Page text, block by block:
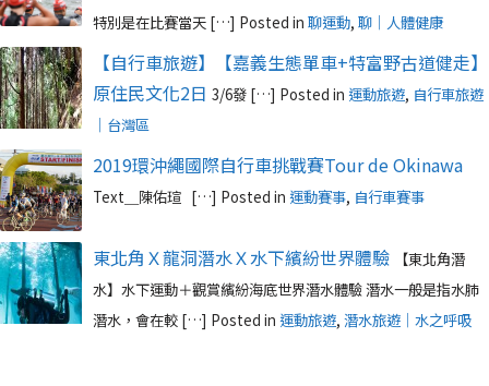
特別是在比賽當天 […] Posted in 聊運動, 聊｜人體健康
【自行車旅遊】【嘉義生態單車+特富野古道健走】
原住民文化2日 3/6發 […] Posted in 運動旅遊, 自行車旅遊
｜台灣區
2019環沖繩國際自行車挑戰賽Tour de Okinawa
Text＿陳佑瑄 […] Posted in 運動賽事, 自行車賽事
東北角Ｘ龍洞潛水Ｘ水下繽紛世界體驗
【東北角潛
水】水下運動＋觀賞繽紛海底世界潛水體驗 潛水一般是指水肺
潛水，會在較 […] Posted in 運動旅遊, 潛水旅遊｜水之呼吸